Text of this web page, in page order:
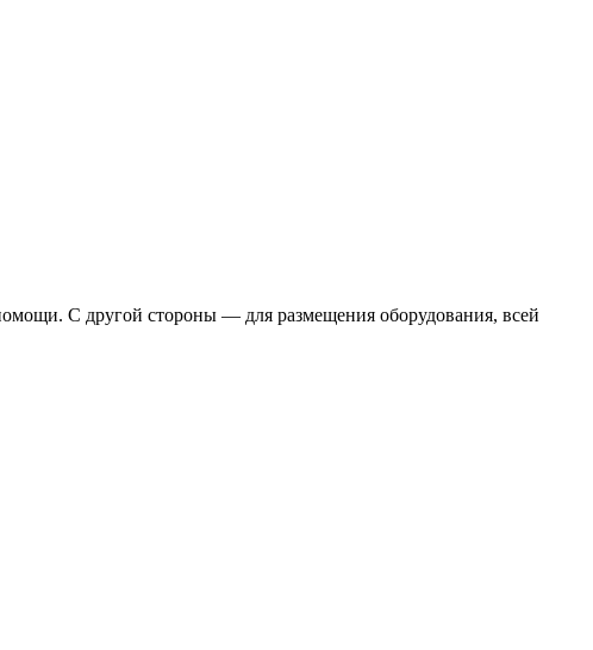
С другой стороны — для размещения оборудования, всей